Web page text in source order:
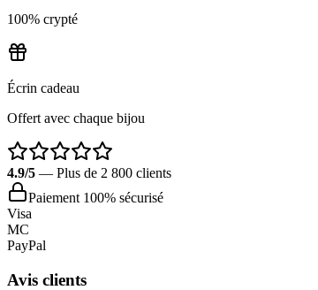
100% crypté
Écrin cadeau
Offert avec chaque bijou
4.9/5 — Plus de 2 800 clients
Paiement 100% sécurisé
Visa
MC
PayPal
Avis clients